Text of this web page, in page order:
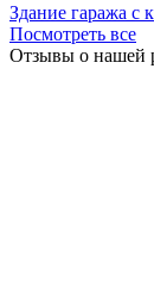
Здание гаража с
Посмотреть все
Отзывы о нашей